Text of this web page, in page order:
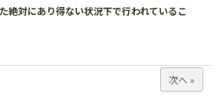
絶対にあり得ない状況下で行われているこ
次へ »